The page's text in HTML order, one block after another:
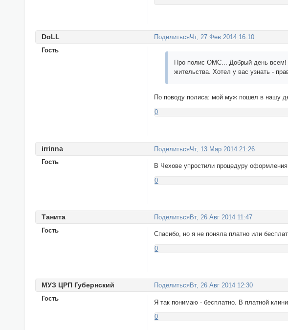
ПоделитьсяЧт, 27 Фев 2014 16:10
DoLL
Гость
Про полис ОМС... Добрый день всем!
жительства. Хотел у вас узнать -
По поводу полиса: мой муж пошел в нашу
0
ПоделитьсяЧт, 13 Мар 2014 21:26
irrinna
Гость
В Чехове упростили процедуру
0
Поделиться Вт, 26 Авг 2014 11:47
Танитa
Гость
Спасибо, но я не поняла платно или
0
Поделиться Вт, 26 Авг 2014 12:30
МУЗ ЦРП Губернский
Гость
Я так понимаю - бесплатно. В платной
0